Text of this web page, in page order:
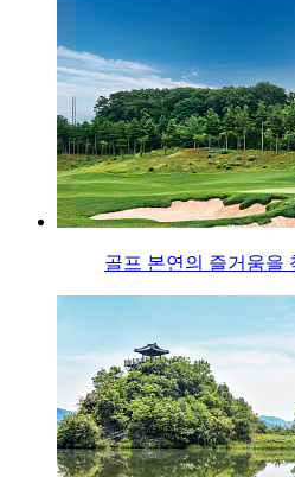
골프 본연의 즐거움을